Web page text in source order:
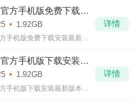
剧作不管是在什么方面都让
，丰富的游戏剧情让玩家代
方手机版免费下载安
1.92GB
手机版免费下载安装最新版
戏中能自由自在地展现自己
是在各个城市风景处打卡还
详情
方手机版下载安装最
1.92GB
手机版下载安装最新版本是
详情